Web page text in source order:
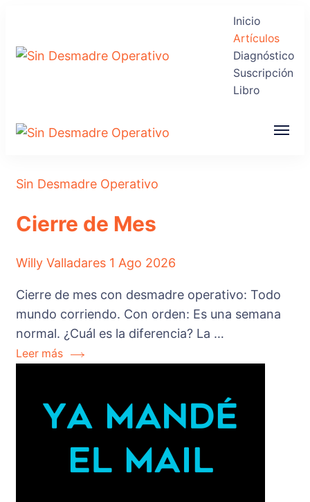
Sin Desmadre
Recuperas tu Tranquilidad
Inicio
Artículos
Diagnóstico
Suscripción
Libro
Operativo
Sin Desmadre Operativo
Cierre de Mes
Willy Valladares 1 Ago 2026
Cierre de mes con desmadre operativo: Todo
mundo corriendo. Con orden: Es una semana
normal. ¿Cuál es la diferencia? La …
Leer más